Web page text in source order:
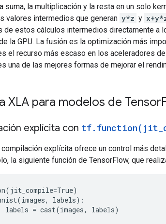
suma, la multiplicación y la resta en un solo
valores intermedios que generan y*z y
de estos cálculos intermedios directamente a
la GPU. La fusión es la optimización más
el recurso más escaso en los aceleradores
una de las mejores formas de mejorar el
XLA para modelos de Tensor
explícita con tf. function( jit
explícita ofrece un control más
la siguiente función de TensorFlow, que
( jit_compile=True)
(images, labels):
labels = cast(images, labels)